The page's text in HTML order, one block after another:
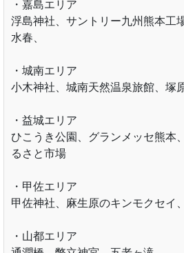
・嘉島エリア
浮島神社、サントリー九州熊本工
水春、
・城南エリア
小木神社、城南天然温泉旅館、塚
・益城エリア
ひこうき公園、グランメッセ熊本
るさと市場
・甲佐エリア
甲佐神社、麻生原のキンモクセイ
・山都エリア